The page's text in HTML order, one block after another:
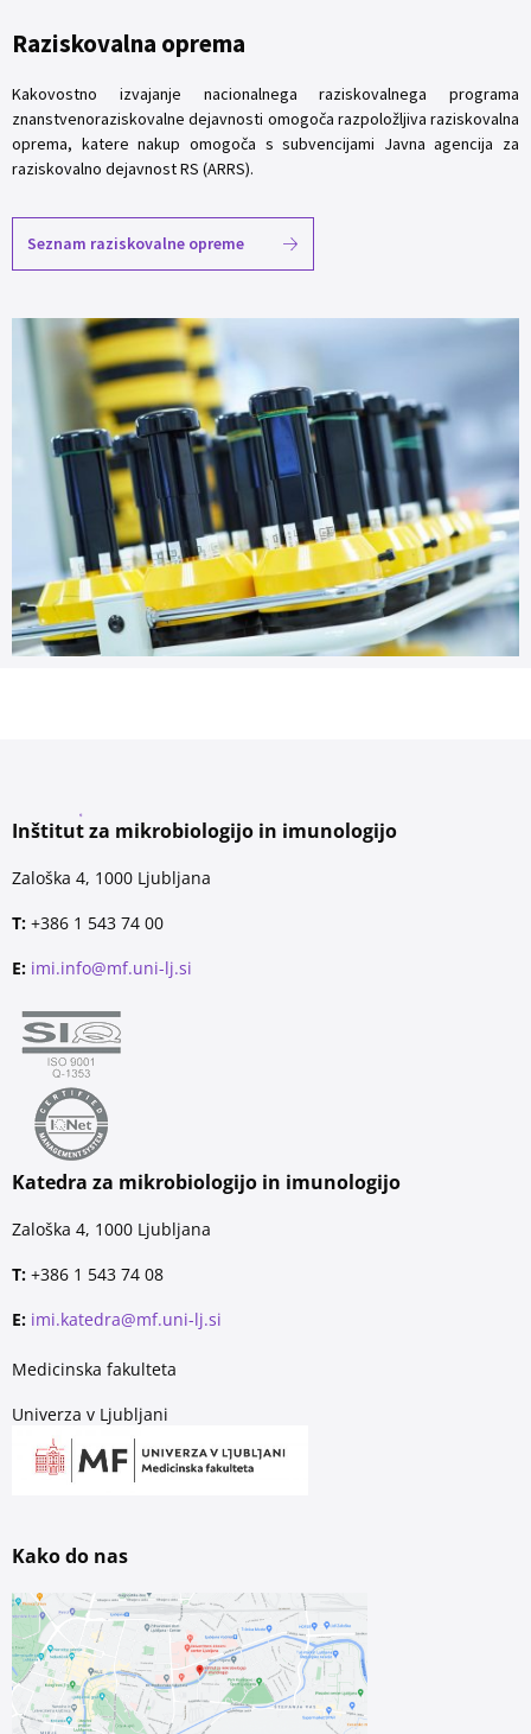
Raziskovalna oprema
Kakovostno izvajanje nacionalnega raziskovalnega programa
znanstvenoraziskovalne dejavnosti omogoča razpoložljiva raziskovalna
oprema, katere nakup omogoča s subvencijami Javna agencija za
raziskovalno dejavnost RS (ARRS).
Seznam raziskovalne opreme
Inštitut za mikrobiologijo in imunologijo
Zaloška 4, 1000 Ljubljana
T: +386 1 543 74 00
E: imi.info@mf.uni-lj.si
Katedra za mikrobiologijo in imunologijo
Zaloška 4, 1000 Ljubljana
T: +386 1 543 74 08
E: imi.katedra@mf.uni-lj.si
Medicinska fakulteta
Univerza v Ljubljani
Kako do nas